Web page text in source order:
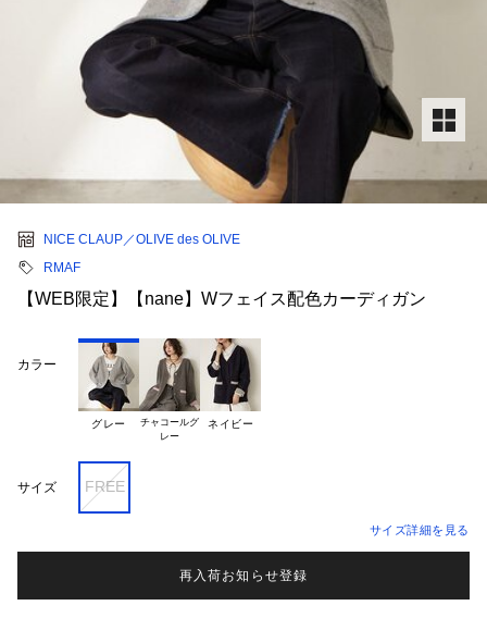
NICE CLAUP／OLIVE des OLIVE
RMAF
【WEB限定】【nane】Wフェイス配色カーディガン
カラー
グレー
チャコールグ
ネイビー
サイズ FREE
サイズ詳細を見る
再入荷お知らせ登録